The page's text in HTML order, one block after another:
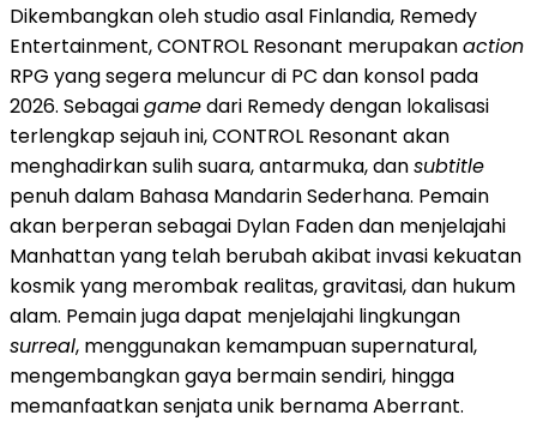
Dikembangkan oleh studio asal Finlandia, Remedy
Entertainment, CONTROL Resonant merupakanaction
RPG yang segera meluncur di PC dan konsol pada
2026. Sebagaigamedari Remedy dengan lokalisasi
terlengkap sejauh ini, CONTROL Resonant akan
menghadirkan sulih suara, antarmuka, dansubtitle
penuh dalam Bahasa Mandarin Sederhana. Pemain
akan berperan sebagai Dylan Faden dan menjelajahi
Manhattan yang telah berubah akibat invasi kekuatan
kosmik yang merombak realitas, gravitasi, dan hukum
alam. Pemain juga dapat menjelajahi lingkungan
surreal, menggunakan kemampuan supernatural,
mengembangkan gaya bermain sendiri, hingga
memanfaatkan senjata unik bernama Aberrant.